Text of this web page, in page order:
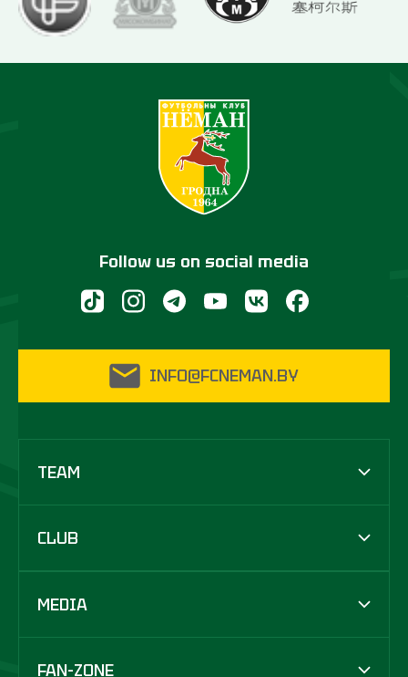
Follow us on social media
INFO@FCNEMAN.BY
TEAM
CLUB
MEDIA
FAN-ZONE